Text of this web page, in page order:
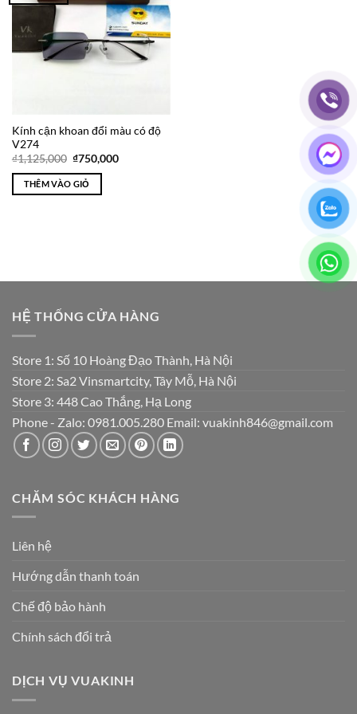
Wishlist
Kính cận khoan đổi màu có độ
V274
₫1,125,000 Giá
là:
₫1,125,000.
₫750,000Giá
THÊM VÀO GIỎ
HỆ THỐNG CỬA HÀNG
Store 1: Số 10 Hoàng Đạo Thành, Hà Nội
Store 2: Sa2 Vinsmartcity, Tây Mỗ, Hà Nội
Store 3: 448 Cao Thắng, Hạ Long
Phone - Zalo: 0981.005.280 Email: vuakinh846@gmail.com
CHĂM SÓC KHÁCH HÀNG
Liên hệ
Hướng dẫn thanh toán
Chế độ bảo hành
Chính sách đổi trả
DỊCH VỤ VUAKINH